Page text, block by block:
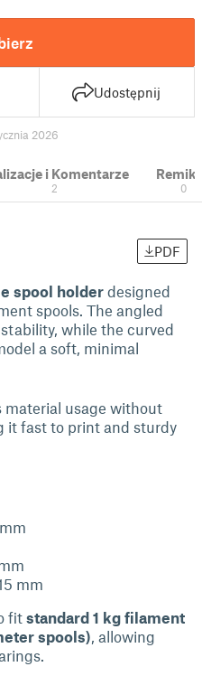
Udostępnij
2026
i Komentarze
2 0
PDF
spool holder designed
spools. The angled
while the curved
a soft, minimal
usage without
it fast to print and sturdy
mm
fit standard 1 kg filament
spools), allowing